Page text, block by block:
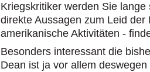
Kriegskritiker werden Sie
direkte Aussagen zum Leid
amerikanische Aktivitäten -
Besonders interessant die
Dean ist ja vor allem